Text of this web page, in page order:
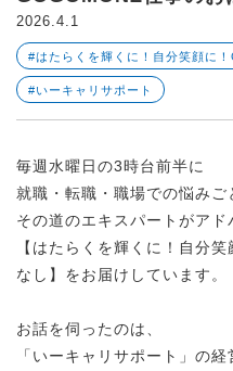
2026.4.1
#はたらくを輝くに！自分笑顔に
#いーキャリサポート
毎週水曜日の3時台前半に
就職・転職・職場での悩みご
その道のエキスパートがアド
【はたらくを輝くに！自分
なし】をお届けしています。
お話を伺ったのは、
「いーキャリサポート」の